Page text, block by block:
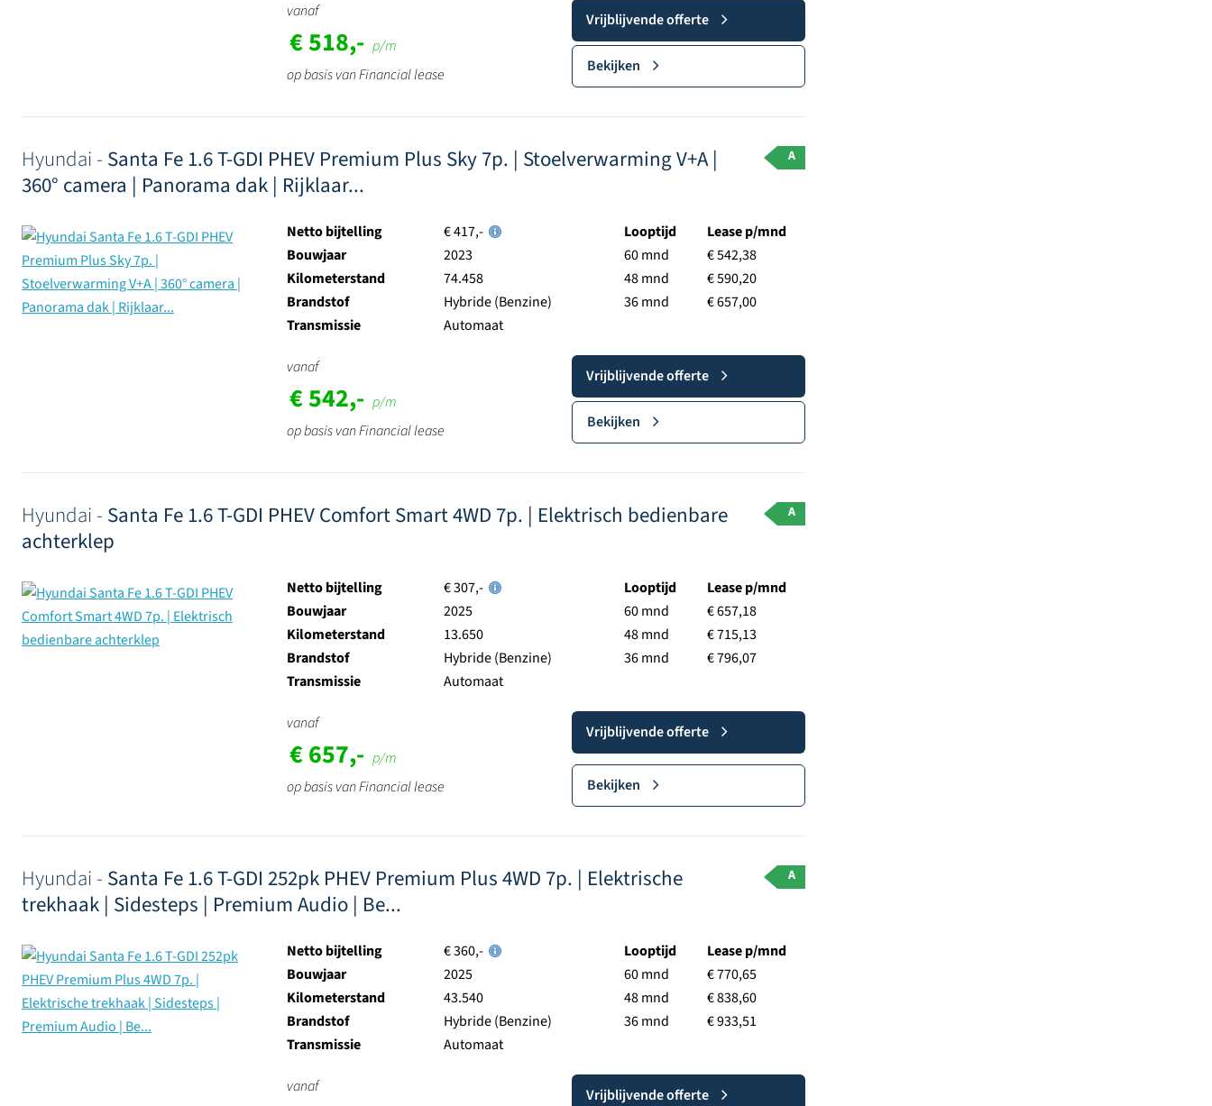
vanaf
€ 518,- p/m
op basis van Financial lease
Vrijblijvende offerte
Bekijken
Hyundai - Santa Fe 1.6 T-GDI PHEV Premium Plus Sky 7p. | Stoelverwarming V+A |
360° camera | Panorama dak | Rijklaar...
A
Netto bijtelling
€ 417,-
Bouwjaar
2023
Kilometerstand
74.458
Brandstof
Hybride (Benzine)
Transmissie
Automaat
Looptijd
60 mnd
48 mnd
36 mnd
Lease p/mnd
€ 542,38
€ 590,20
€ 657,00
vanaf
€ 542,- p/m
op basis van Financial lease
Vrijblijvende offerte
Bekijken
Hyundai - Santa Fe 1.6 T-GDI PHEV Comfort Smart 4WD 7p. | Elektrisch bedienbare
achterklep
A
Netto bijtelling
€ 307,-
Bouwjaar
2025
Kilometerstand
13.650
Brandstof
Hybride (Benzine)
Transmissie
Automaat
Looptijd
60 mnd
48 mnd
36 mnd
Lease p/mnd
€ 657,18
€ 715,13
€ 796,07
vanaf
€ 657,- p/m
op basis van Financial lease
Vrijblijvende offerte
Bekijken
Hyundai - Santa Fe 1.6 T-GDI 252pk PHEV Premium Plus 4WD 7p. | Elektrische
trekhaak | Sidesteps | Premium Audio | Be...
A
Netto bijtelling
€ 360,-
Bouwjaar
2025
Kilometerstand
43.540
Brandstof
Hybride (Benzine)
Transmissie
Automaat
Looptijd
60 mnd
48 mnd
36 mnd
Lease p/mnd
€ 770,65
€ 838,60
€ 933,51
vanaf Vrijblijvende offerte